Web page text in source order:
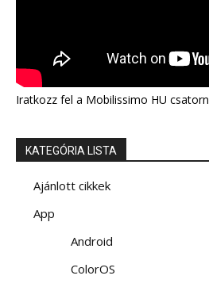
Iratkozz fel a Mobilissimo HU
KATEGÓRIA LISTA
Ajánlott cikkek
App
Android
ColorOS